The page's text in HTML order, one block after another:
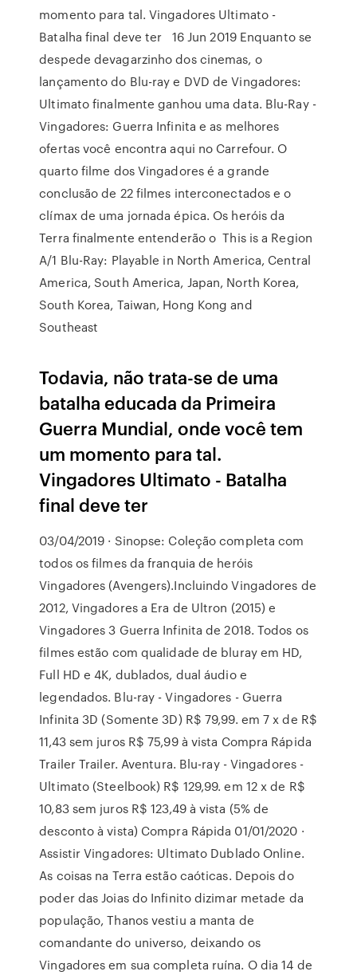
momento para tal. Vingadores Ultimato -
Batalha final deve ter 16 Jun 2019 Enquanto se
despede devagarzinho dos cinemas, o
lançamento do Blu-ray e DVD de Vingadores:
Ultimato finalmente ganhou uma data. Blu-Ray -
Vingadores: Guerra Infinita e as melhores
ofertas você encontra aqui no Carrefour. O
quarto filme dos Vingadores é a grande
conclusão de 22 filmes interconectados e o
clímax de uma jornada épica. Os heróis da
Terra finalmente entenderão o This is a Region
A/1 Blu-Ray: Playable in North America, Central
America, South America, Japan, North Korea,
South Korea, Taiwan, Hong Kong and
Southeast
Todavia, não trata-se de uma
batalha educada da Primeira
Guerra Mundial, onde você tem
um momento para tal.
Vingadores Ultimato - Batalha
final deve ter
03/04/2019 · Sinopse: Coleção completa com
todos os filmes da franquia de heróis
Vingadores (Avengers).Incluindo Vingadores de
2012, Vingadores a Era de Ultron (2015) e
Vingadores 3 Guerra Infinita de 2018. Todos os
filmes estão com qualidade de bluray em HD,
Full HD e 4K, dublados, dual áudio e
legendados. Blu-ray - Vingadores - Guerra
Infinita 3D (Somente 3D) R$ 79,99. em 7 x de R$
11,43 sem juros R$ 75,99 à vista Compra Rápida
Trailer Trailer. Aventura. Blu-ray - Vingadores -
Ultimato (Steelbook) R$ 129,99. em 12 x de R$
10,83 sem juros R$ 123,49 à vista (5% de
desconto à vista) Compra Rápida 01/01/2020 ·
Assistir Vingadores: Ultimato Dublado Online.
As coisas na Terra estão caóticas. Depois do
poder das Joias do Infinito dizimar metade da
população, Thanos vestiu a manta de
comandante do universo, deixando os
Vingadores em sua completa ruína. O dia 14 de